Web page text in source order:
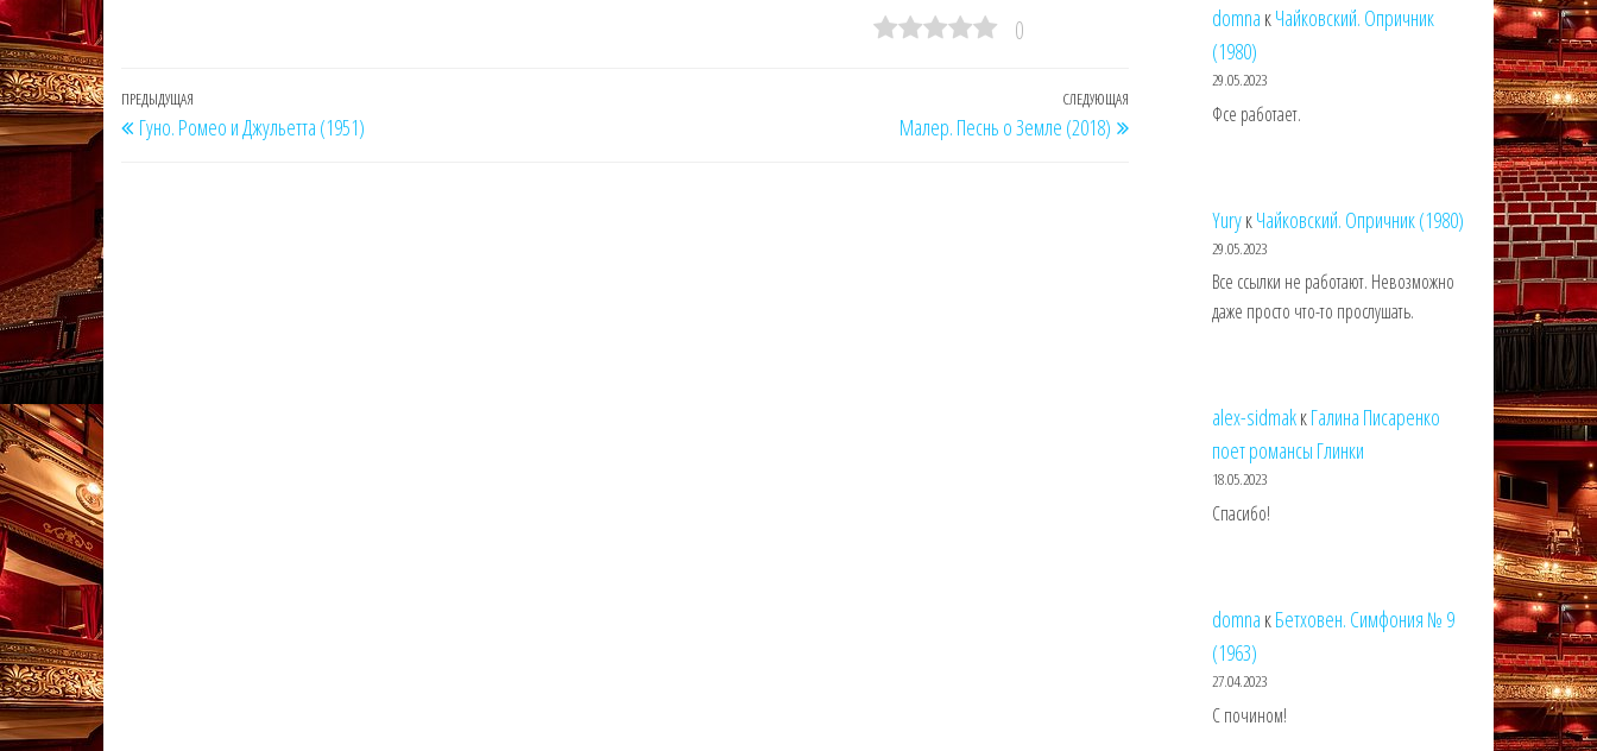
0
Навигация
по
Предыдущая
запись
ПРЕДЫДУЩАЯ
Гуно. Ромео и Джульетта (1951)
Следующая
запись
СЛЕДУЮЩАЯ
Малер. Песнь о Земле (2018)
domna кЧайковский. Опричник
(1980)
29.05.2023
Фсе работает.
YuryкЧайковский. Опричник (1980)
29.05.2023
Все ссылки не работают. Невозможно
даже просто что-то прослушать.
alex-sidmakкГалина Писаренко
поет романсы Глинки
18.05.2023
Спасибо!
domna кБетховен. Симфония № 9
(1963)
27.04.2023
С почином!